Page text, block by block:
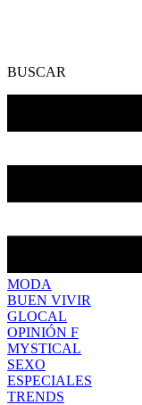
BUSCAR
MODA
BUEN VIVIR
GLOCAL
OPINIÓN F
MYSTICAL
SEXO
ESPECIALES
TRENDS